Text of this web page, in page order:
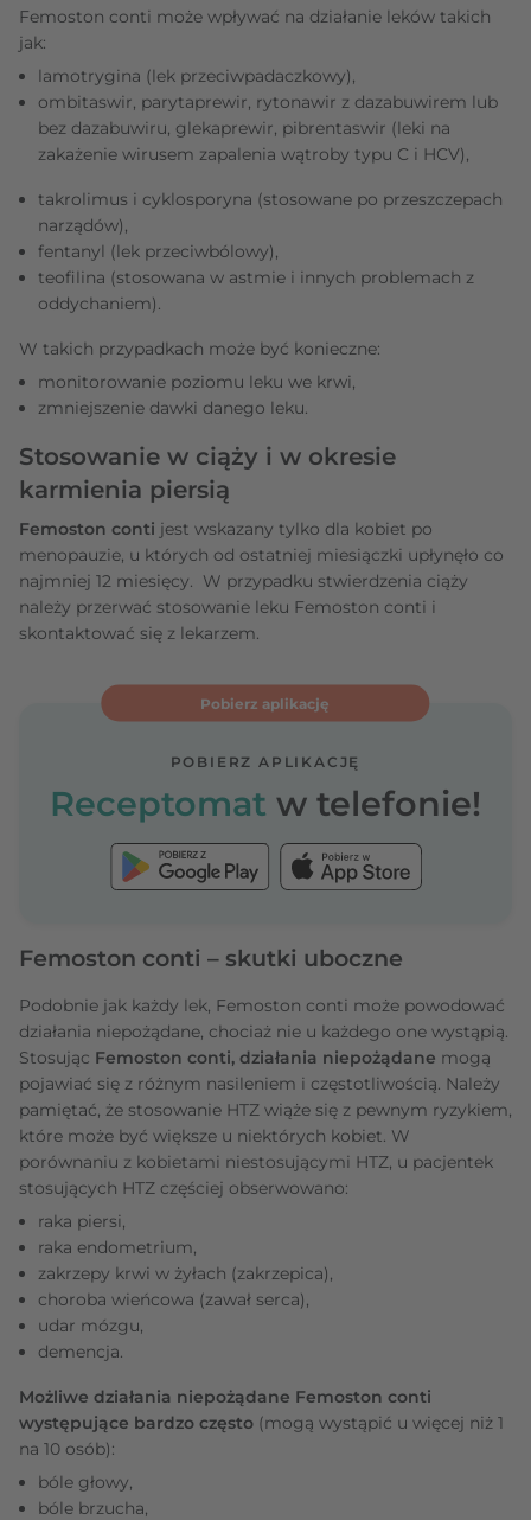
Femoston conti może wpływać na działanie leków takich
jak:
lamotrygina (lek przeciwpadaczkowy),
ombitaswir, parytaprewir, rytonawir z dazabuwirem lub
bez dazabuwiru, glekaprewir, pibrentaswir (leki na
zakażenie wirusem zapalenia wątroby typu C i HCV),
takrolimus i cyklosporyna (stosowane po przeszczepach
narządów),
fentanyl (lek przeciwbólowy),
teofilina (stosowana w astmie i innych problemach z
oddychaniem).
W takich przypadkach może być konieczne:
monitorowanie poziomu leku we krwi,
zmniejszenie dawki danego leku.
Stosowanie w ciąży i w okresie
karmienia piersią
Femoston conti jest wskazany tylko dla kobiet po
menopauzie, u których od ostatniej miesiączki upłynęło co
najmniej 12 miesięcy. W przypadku stwierdzenia ciąży
należy przerwać stosowanie leku Femoston conti i
skontaktować się z lekarzem.
Pobierz aplikację
POBIERZ APLIKACJĘ
Receptomat w telefonie!
Femoston conti – skutki uboczne
Podobnie jak każdy lek, Femoston conti może powodować
działania niepożądane, chociaż nie u każdego one wystąpią.
Stosując Femoston conti, działania niepożądane mogą
pojawiać się z różnym nasileniem i częstotliwością. Należy
pamiętać, że stosowanie HTZ wiąże się z pewnym ryzykiem,
które może być większe u niektórych kobiet. W
porównaniu z kobietami niestosującymi HTZ, u pacjentek
stosujących HTZ częściej obserwowano:
raka piersi,
raka endometrium,
zakrzepy krwi w żyłach (zakrzepica),
choroba wieńcowa (zawał serca),
udar mózgu,
demencja.
Możliwe działania niepożądane Femoston conti
występujące bardzo często (mogą wystąpić u więcej niż 1
na 10 osób):
bóle głowy,
bóle brzucha,